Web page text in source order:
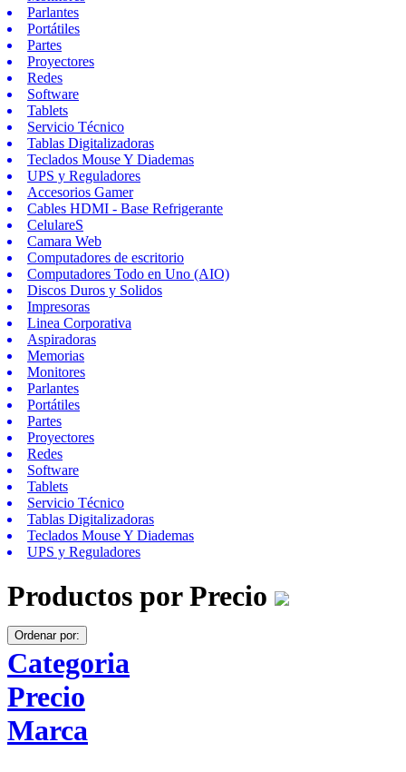
Parlantes
Portátiles
Partes
Proyectores
Redes
Software
Tablets
Servicio Técnico
Tablas Digitalizadoras
Teclados Mouse Y Diademas
UPS y Reguladores
Accesorios Gamer
Cables HDMI - Base Refrigerante
CelulareS
Camara Web
Computadores de escritorio
Computadores Todo en Uno (AIO)
Discos Duros y Solidos
Impresoras
Linea Corporativa
Aspiradoras
Memorias
Monitores
Parlantes
Portátiles
Partes
Proyectores
Redes
Software
Tablets
Servicio Técnico
Tablas Digitalizadoras
Teclados Mouse Y Diademas
UPS y Reguladores
Productos por Precio
Ordenar por:
Categoria
Precio
Marca